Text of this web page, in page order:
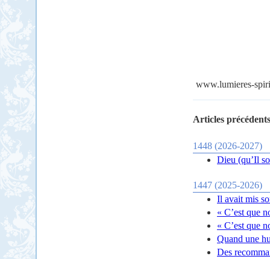
www.lumieres-
Articles
1448 (2026-2027)
Dieu (qu’Il
1447 (2025-2026)
Il avait mis
« C’est que
« C’est que
Quand une
Des